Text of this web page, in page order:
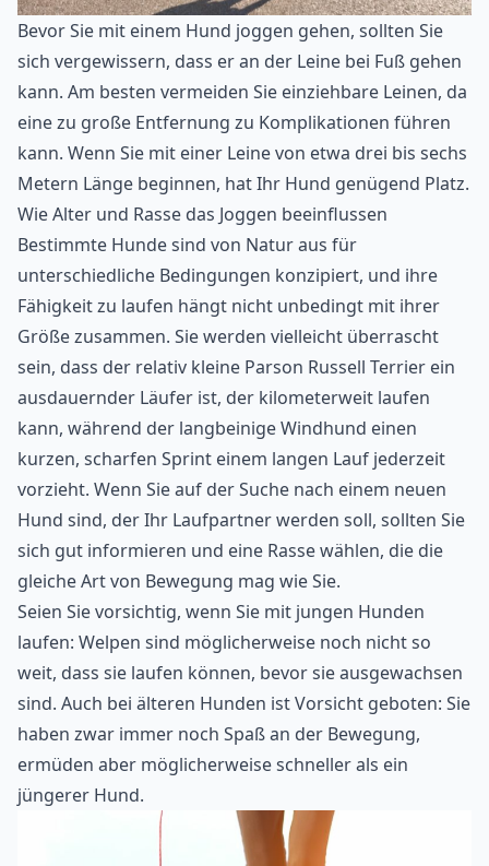
Bevor Sie mit einem Hund joggen gehen, sollten Sie
sich vergewissern, dass er an der Leine bei Fuß gehen
kann. Am besten vermeiden Sie einziehbare Leinen, da
eine zu große Entfernung zu Komplikationen führen
kann. Wenn Sie mit einer Leine von etwa drei bis sechs
Metern Länge beginnen, hat Ihr Hund genügend Platz.
Wie Alter und Rasse das Joggen beeinflussen
Bestimmte Hunde sind von Natur aus für
unterschiedliche Bedingungen konzipiert, und ihre
Fähigkeit zu laufen hängt nicht unbedingt mit ihrer
Größe zusammen. Sie werden vielleicht überrascht
sein, dass der relativ kleine Parson Russell Terrier ein
ausdauernder Läufer ist, der kilometerweit laufen
kann, während der langbeinige Windhund einen
kurzen, scharfen Sprint einem langen Lauf jederzeit
vorzieht. Wenn Sie auf der Suche nach einem neuen
Hund sind, der Ihr Laufpartner werden soll, sollten Sie
sich gut informieren und eine Rasse wählen, die die
gleiche Art von Bewegung mag wie Sie.
Seien Sie vorsichtig, wenn Sie mit jungen Hunden
laufen: Welpen sind möglicherweise noch nicht so
weit, dass sie laufen können, bevor sie ausgewachsen
sind. Auch bei älteren Hunden ist Vorsicht geboten: Sie
haben zwar immer noch Spaß an der Bewegung,
ermüden aber möglicherweise schneller als ein
jüngerer Hund.